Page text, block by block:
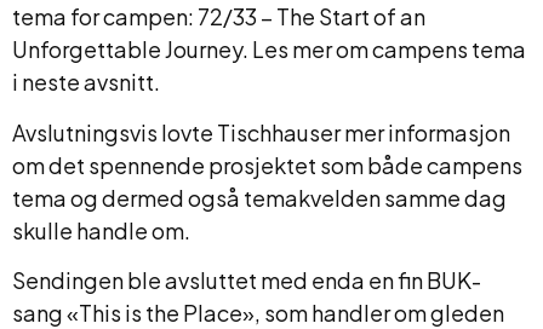
tema for campen: 72/33 – The Start of an
Unforgettable Journey. Les mer om campens tema
i neste avsnitt.
Avslutningsvis lovte Tischhauser mer informasjon
om det spennende prosjektet som både campens
tema og dermed også temakvelden samme dag
skulle handle om.
Sendingen ble avsluttet med enda en fin BUK-
sang «This is the Place», som handler om gleden